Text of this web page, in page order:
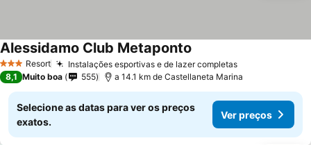
3 EstrelasResort Instalações esportivas e de lazer completas
Alessidamo Club Metaponto
8,1 Muito boa 555 a 14.1 km de Castellaneta Marina
Selecione as datas para ver os preços
exatos.
Ver preços